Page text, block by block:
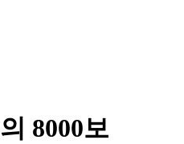
8000보